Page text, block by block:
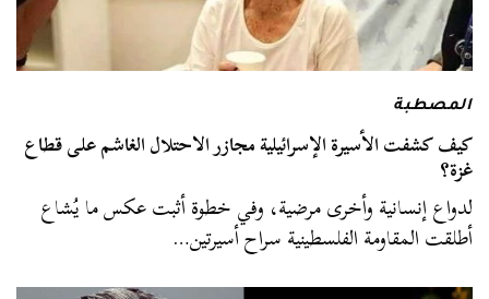
المصطبة
كيف كشفت الأسيرة الإسرائيلية مجازر الاحتلال الغاشم على قطاع
غزة؟
لدواع إنسانية وأخرى مرضية، وفي خطوة أثبت عكس ما يُشاع
أطلقت المقاومة الفلسطينية سراح أسيرتين…